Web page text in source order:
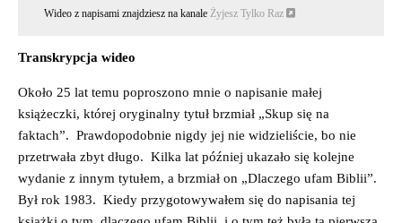
Wideo z napisami znajdziesz na kanale Żyjesz Tylko Raz
Transkrypcja wideo
Około 25 lat temu poproszono mnie o napisanie małej
książeczki, której oryginalny tytuł brzmiał „Skup się na
faktach”. Prawdopodobnie nigdy jej nie widzieliście, bo nie
przetrwała zbyt długo. Kilka lat później ukazało się kolejne
wydanie z innym tytułem, a brzmiał on „Dlaczego ufam Biblii”.
Był rok 1983. Kiedy przygotowywałem się do napisania tej